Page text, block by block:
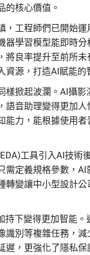
的核心價值。
，工程師們已開始
器學習模型能即時
將良率提升至前所
資源，打造AI賦能的
樣掀起波瀾。AI攝影
語音助理變得更加人
能力，能根據使用
工具引入AI技術
需定義規格參數，AI
轉變讓中小型設計公
持下變得更加智能。
識別等複雜任務，減
遲，更強化了隱私保